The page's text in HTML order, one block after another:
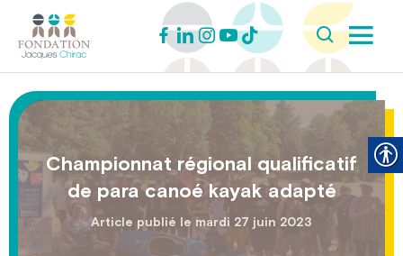
Championnat régional qualificatif
de para canoé kayak adapté
Article publié le mardi 27 juin 2023